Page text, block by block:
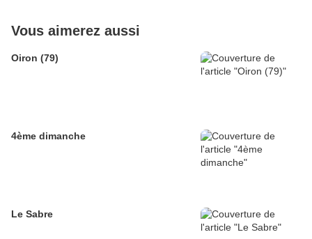
Vous aimerez aussi
Oiron (79)
4ème dimanche
Le Sabre